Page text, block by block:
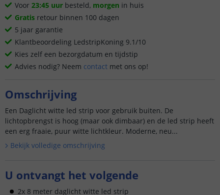
Voor 23:45 uur besteld, morgen in huis
Gratis retour binnen 100 dagen
5 jaar garantie
Klantbeoordeling LedstripKoning 9.1/10
Kies zelf een bezorgdatum en tijdstip
Advies nodig? Neem contact met ons op!
Omschrijving
Een Daglicht witte led strip voor gebruik buiten. De
lichtopbrengst is hoog (maar ook dimbaar) en de led strip heeft
een erg fraaie, puur witte lichtkleur. Moderne, neu...
Bekijk volledige omschrijving
U ontvangt het volgende
2x 8 meter daglicht witte led strip